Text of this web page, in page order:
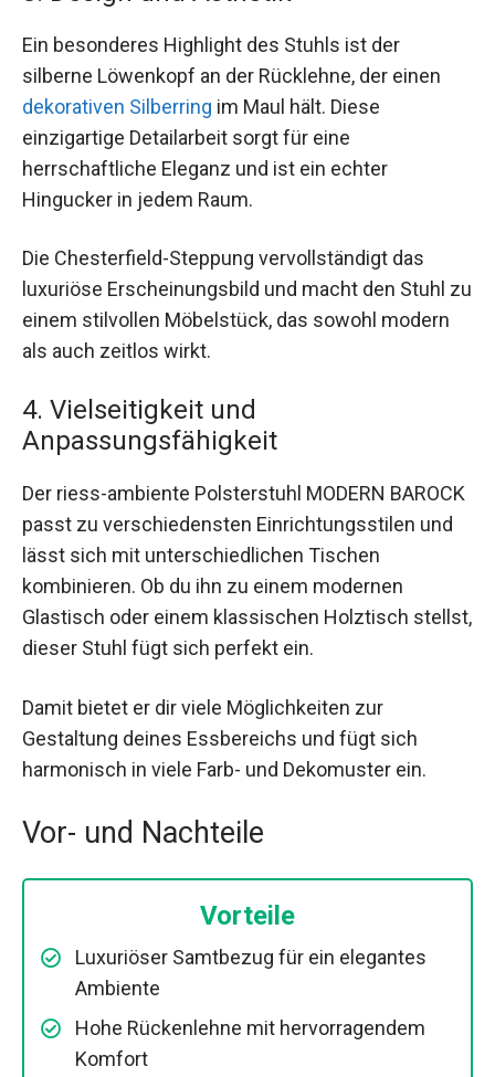
Ein besonderes Highlight des Stuhls ist der
silberne Löwenkopf an der Rücklehne, der einen
dekorativen Silberring im Maul hält. Diese
einzigartige Detailarbeit sorgt für eine
herrschaftliche Eleganz und ist ein echter
Hingucker in jedem Raum.
Die Chesterfield-Steppung vervollständigt das
luxuriöse Erscheinungsbild und macht den Stuhl zu
einem stilvollen Möbelstück, das sowohl modern
als auch zeitlos wirkt.
4. Vielseitigkeit und
Anpassungsfähigkeit
Der riess-ambiente Polsterstuhl MODERN BAROCK
passt zu verschiedensten Einrichtungsstilen und
lässt sich mit unterschiedlichen Tischen
kombinieren. Ob du ihn zu einem modernen
Glastisch oder einem klassischen Holztisch stellst,
dieser Stuhl fügt sich perfekt ein.
Damit bietet er dir viele Möglichkeiten zur
Gestaltung deines Essbereichs und fügt sich
harmonisch in viele Farb- und Dekomuster ein.
Vor- und Nachteile
Vorteile
Luxuriöser Samtbezug für ein elegantes
Ambiente
Hohe Rückenlehne mit hervorragendem
Komfort